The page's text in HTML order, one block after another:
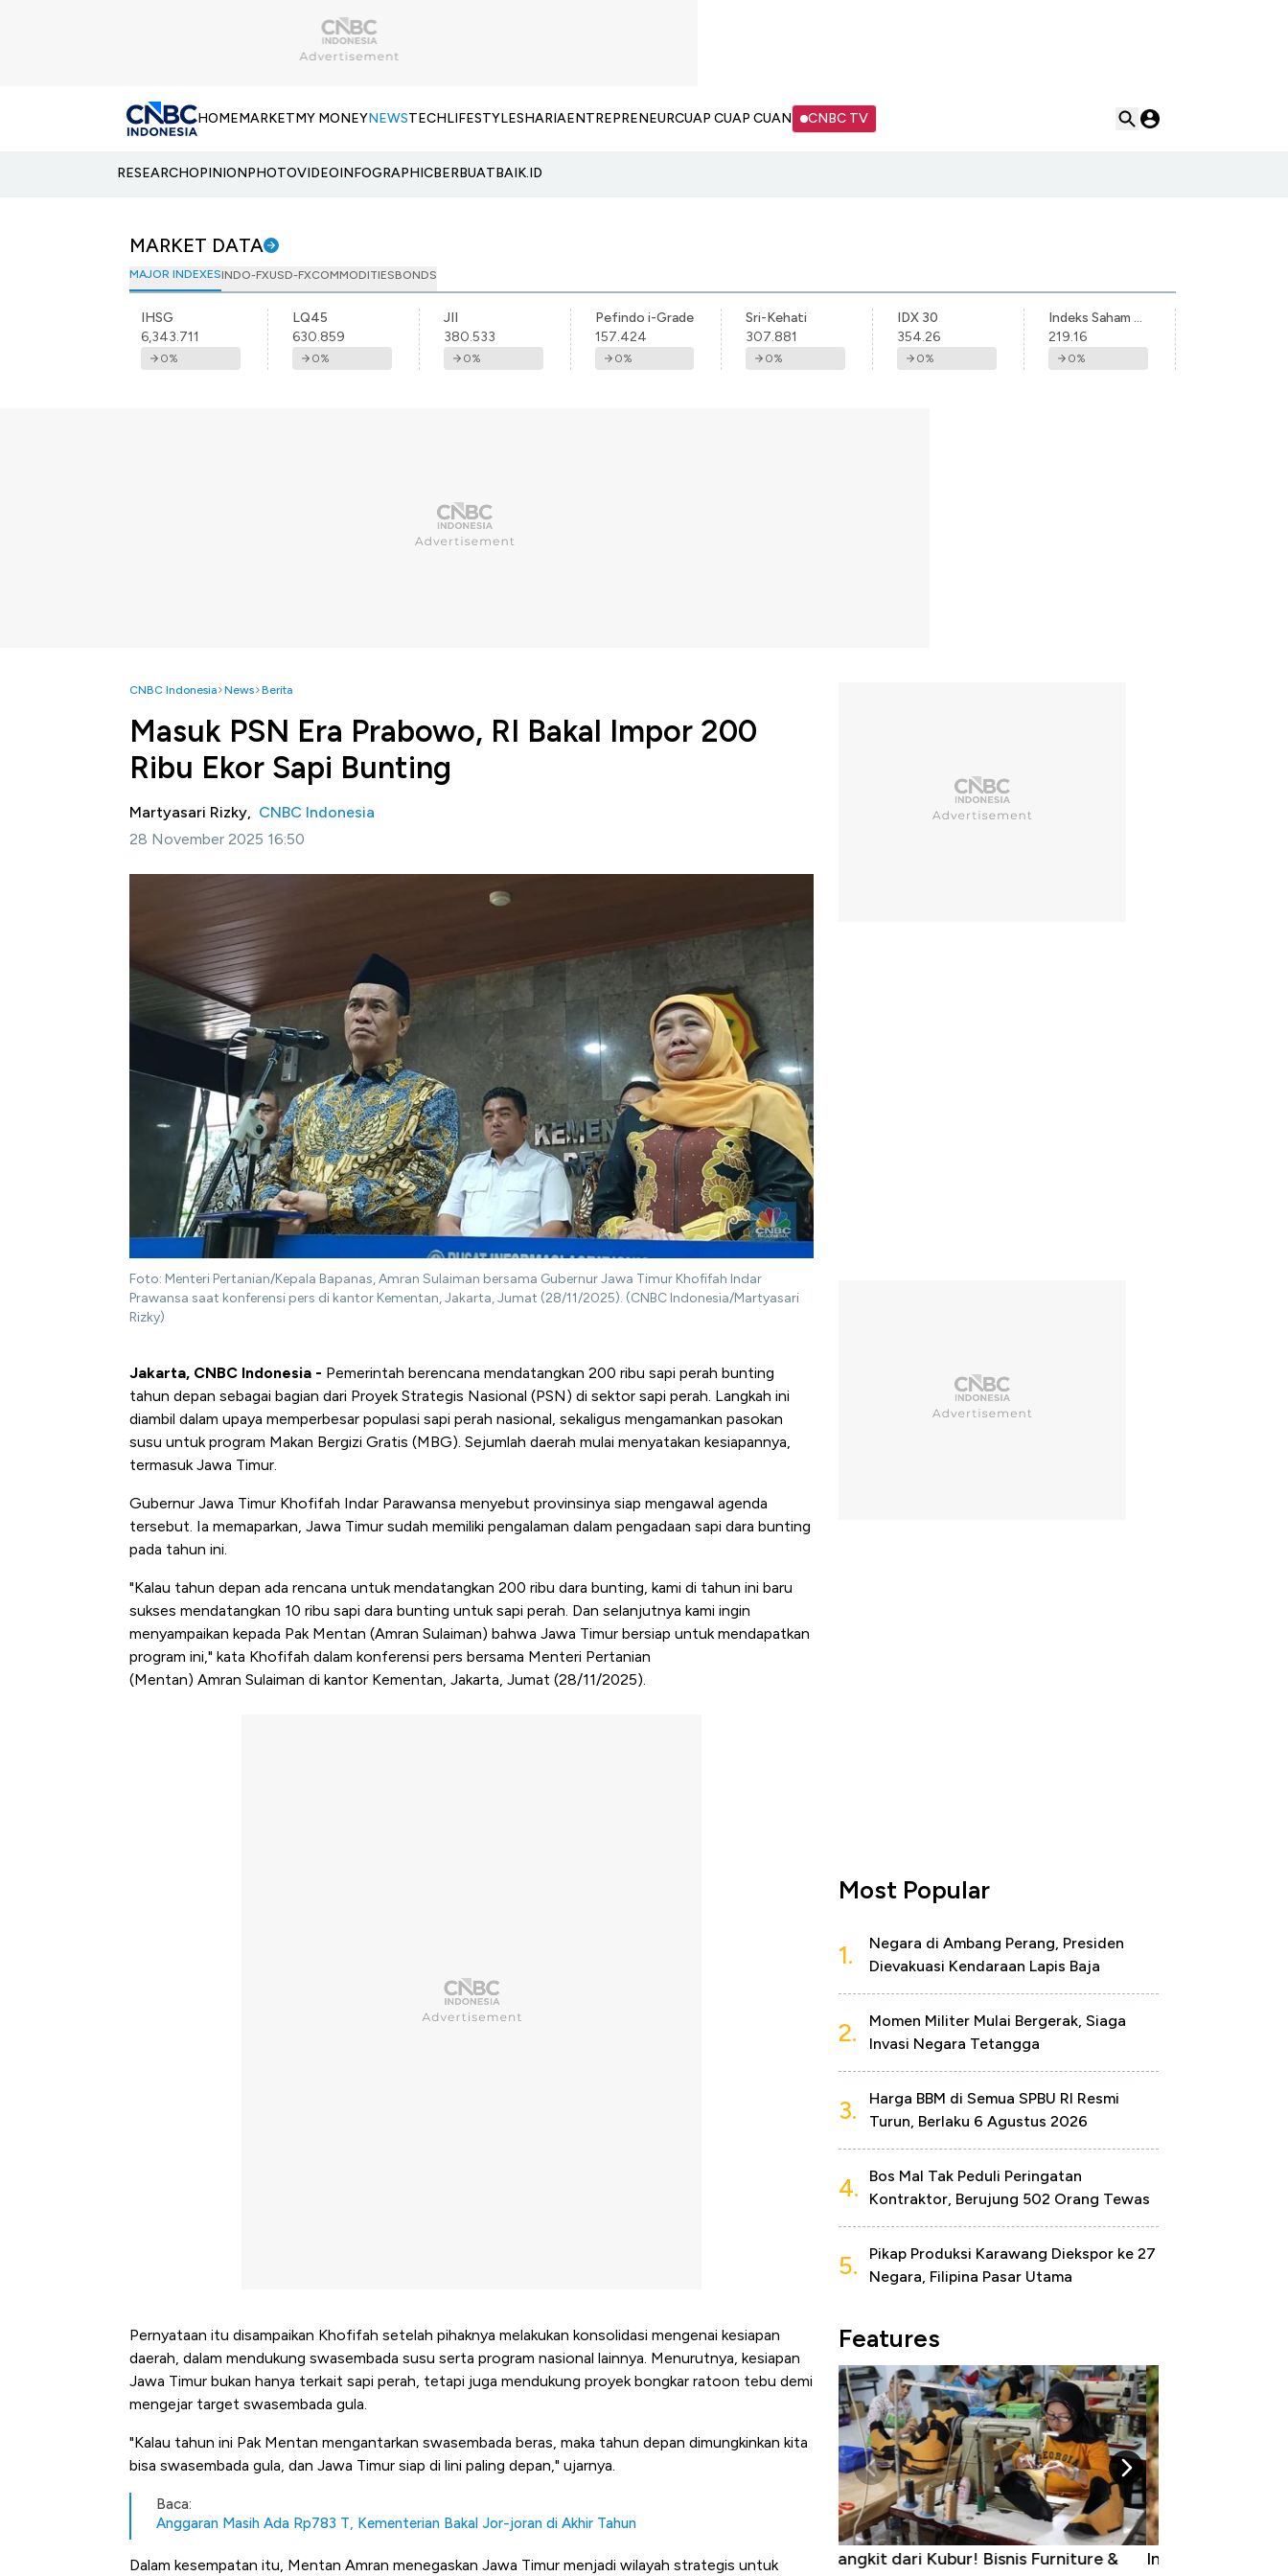
HOMEMARKETMY MONEYNEWSTECHLIFESTYLESHARIAENTREPRENEURCUAP CUAP CUAN CNBC TV
RESEARCHOPINIONPHOTOVIDEOINFOGRAPHICBERBUATBAIK.ID
MARKET DATA
MAJOR INDEXESINDO-FXUSD-FXCOMMODITIESBONDS
IHSG
6,343.711
0%
LQ45
630.859
0%
JII
380.533
0%
Pefindo i-Grade
157.424
0%
Sri-Kehati
307.881
0%
IDX 30
354.26
0%
Indeks Saham Syariah Indonesia
219.16
0%
CNBC Indonesia News Berita
Masuk PSN Era Prabowo, RI Bakal Impor 200
Ribu Ekor Sapi Bunting
Martyasari Rizky, CNBC Indonesia
28 November 2025 16:50
Foto: Menteri Pertanian/Kepala Bapanas, Amran Sulaiman bersama Gubernur Jawa Timur Khofifah Indar
Prawansa saat konferensi pers di kantor Kementan, Jakarta, Jumat (28/11/2025). (CNBC Indonesia/Martyasari
Rizky)
Jakarta, CNBC Indonesia - Pemerintah berencana mendatangkan 200 ribu sapi perah bunting
tahun depan sebagai bagian dari Proyek Strategis Nasional (PSN) di sektor sapi perah. Langkah ini
diambil dalam upaya memperbesar populasi sapi perah nasional, sekaligus mengamankan pasokan
susu untuk program Makan Bergizi Gratis (MBG). Sejumlah daerah mulai menyatakan kesiapannya,
termasuk Jawa Timur.
Gubernur Jawa Timur Khofifah Indar Parawansa menyebut provinsinya siap mengawal agenda
tersebut. Ia memaparkan, Jawa Timur sudah memiliki pengalaman dalam pengadaan sapi dara bunting
pada tahun ini.
"Kalau tahun depan ada rencana untuk mendatangkan 200 ribu dara bunting, kami di tahun ini baru
sukses mendatangkan 10 ribu sapi dara bunting untuk sapi perah. Dan selanjutnya kami ingin
menyampaikan kepada Pak Mentan (Amran Sulaiman) bahwa Jawa Timur bersiap untuk mendapatkan
program ini," kata Khofifah dalam konferensi pers bersama Menteri Pertanian
(Mentan) Amran Sulaiman di kantor Kementan, Jakarta, Jumat (28/11/2025).
Pernyataan itu disampaikan Khofifah setelah pihaknya melakukan konsolidasi mengenai kesiapan
daerah, dalam mendukung swasembada susu serta program nasional lainnya. Menurutnya, kesiapan
Jawa Timur bukan hanya terkait sapi perah, tetapi juga mendukung proyek bongkar ratoon tebu demi
mengejar target swasembada gula.
"Kalau tahun ini Pak Mentan mengantarkan swasembada beras, maka tahun depan dimungkinkan kita
bisa swasembada gula, dan Jawa Timur siap di lini paling depan," ujarnya.
Baca:
Anggaran Masih Ada Rp783 T, Kementerian Bakal Jor-joran di Akhir Tahun
Dalam kesempatan itu, Mentan Amran menegaskan Jawa Timur menjadi wilayah strategis untuk
Most Popular
1.
Negara di Ambang Perang, Presiden
Dievakuasi Kendaraan Lapis Baja
2.
Momen Militer Mulai Bergerak, Siaga
Invasi Negara Tetangga
3.
Harga BBM di Semua SPBU RI Resmi
Turun, Berlaku 6 Agustus 2026
4.
Bos Mal Tak Peduli Peringatan
Kontraktor, Berujung 502 Orang Tewas
5.
Pikap Produksi Karawang Diekspor ke 27
Negara, Filipina Pasar Utama
Features
Bangkit dari Kubur! Bisnis Furniture &
Industri Susu Jadi Bintang Baru Ekonomi